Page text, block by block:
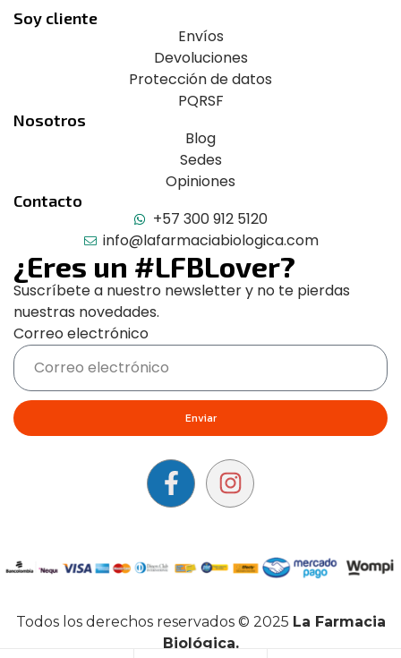
Soy cliente
Envíos
Devoluciones
Protección de datos
PQRSF
Nosotros
Blog
Sedes
Opiniones
Contacto
+57 300 912 5120
info@lafarmaciabiologica.com
¿Eres un #LFBLover?
Suscríbete a nuestro newsletter y no te pierdas
nuestras novedades.
Correo electrónico
Enviar
Todos los derechos reservados © 2025 La Farmacia
Biológica.